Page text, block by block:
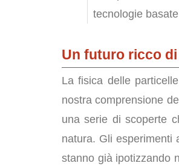
tecnologie
Un futuro ricco
La fisica delle
nostra comprensione
una serie di scoperte
natura. Gli esperimenti
stanno già ipotizzando